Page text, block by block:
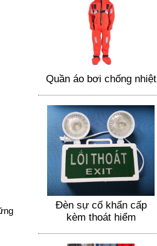
Quần áo bơi chống nhiệt
Đèn sự cố khẩn cấp
kèm thoát hiểm